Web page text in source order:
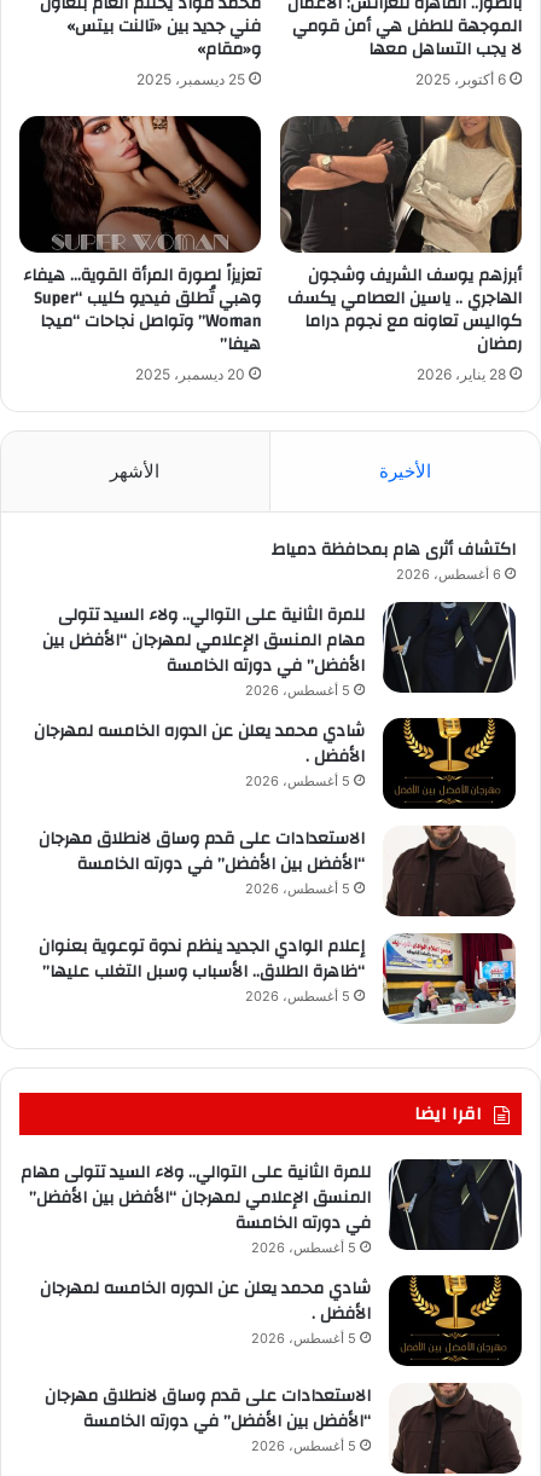
الموجهة للطفل هي أمن قومي
لا يجب التساهل معها
6 أكتوبر، 2025
فني جديد بين «تالنت بيتس»
و«مقام»
25 ديسمبر، 2025
أبرزهم يوسف الشريف وشجون
الهاجري .. ياسين العصامي يكسف
كواليس تعاونه مع نجوم دراما
رمضان
28 يناير، 2026
تعزيزاً لصورة المرأة القوية… هيفاء
وهبي تُطلق فيديو كليب “Super
Woman” وتواصل نجاحات “ميجا
هيفا”
20 ديسمبر، 2025
الأخيرة الأشهر
اكتشاف أثرى هام بمحافظة دمياط
6 أغسطس، 2026
للمرة الثانية على التوالي.. ولاء السيد تتولى
مهام المنسق الإعلامي لمهرجان “الأفضل بين
الأفضل” في دورته الخامسة
5 أغسطس، 2026
شادي محمد يعلن عن الدوره الخامسه لمهرجان
الأفضل .
5 أغسطس، 2026
الاستعدادات على قدم وساق لانطلاق مهرجان
“الأفضل بين الأفضل” في دورته الخامسة
5 أغسطس، 2026
إعلام الوادي الجديد ينظم ندوة توعوية بعنوان
“ظاهرة الطلاق.. الأسباب وسبل التغلب عليها”
5 أغسطس، 2026
اقرا ايضا
للمرة الثانية على التوالي.. ولاء السيد تتولى مهام
المنسق الإعلامي لمهرجان “الأفضل بين الأفضل”
في دورته الخامسة
5 أغسطس، 2026
شادي محمد يعلن عن الدوره الخامسه لمهرجان
الأفضل .
5 أغسطس، 2026
الاستعدادات على قدم وساق لانطلاق مهرجان
“الأفضل بين الأفضل” في دورته الخامسة
5 أغسطس، 2026